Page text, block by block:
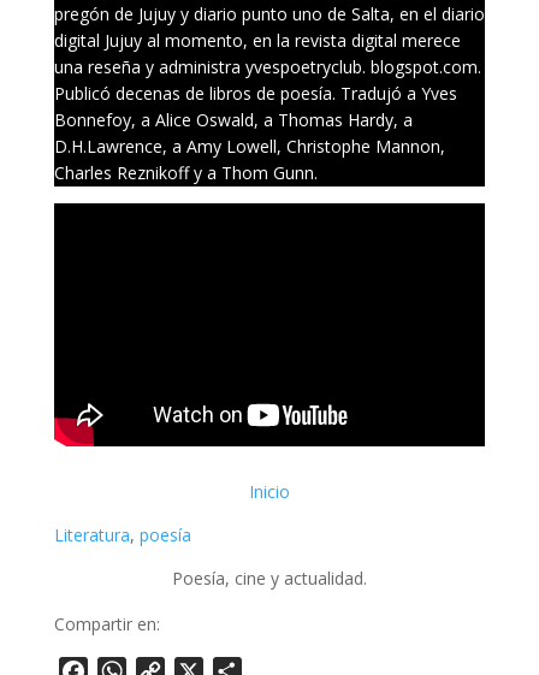
pregón de Jujuy y diario punto uno de Salta, en el diario
digital Jujuy al momento, en la revista digital merece
una reseña y administra yvespoetryclub. blogspot.com.
Publicó decenas de libros de poesía. Tradujó a Yves
Bonnefoy, a Alice Oswald, a Thomas Hardy, a
D.H.Lawrence, a Amy Lowell, Christophe Mannon,
Charles Reznikoff y a Thom Gunn.
Inicio
Literatura, poesía
Poesía, cine y actualidad.
Compartir en: